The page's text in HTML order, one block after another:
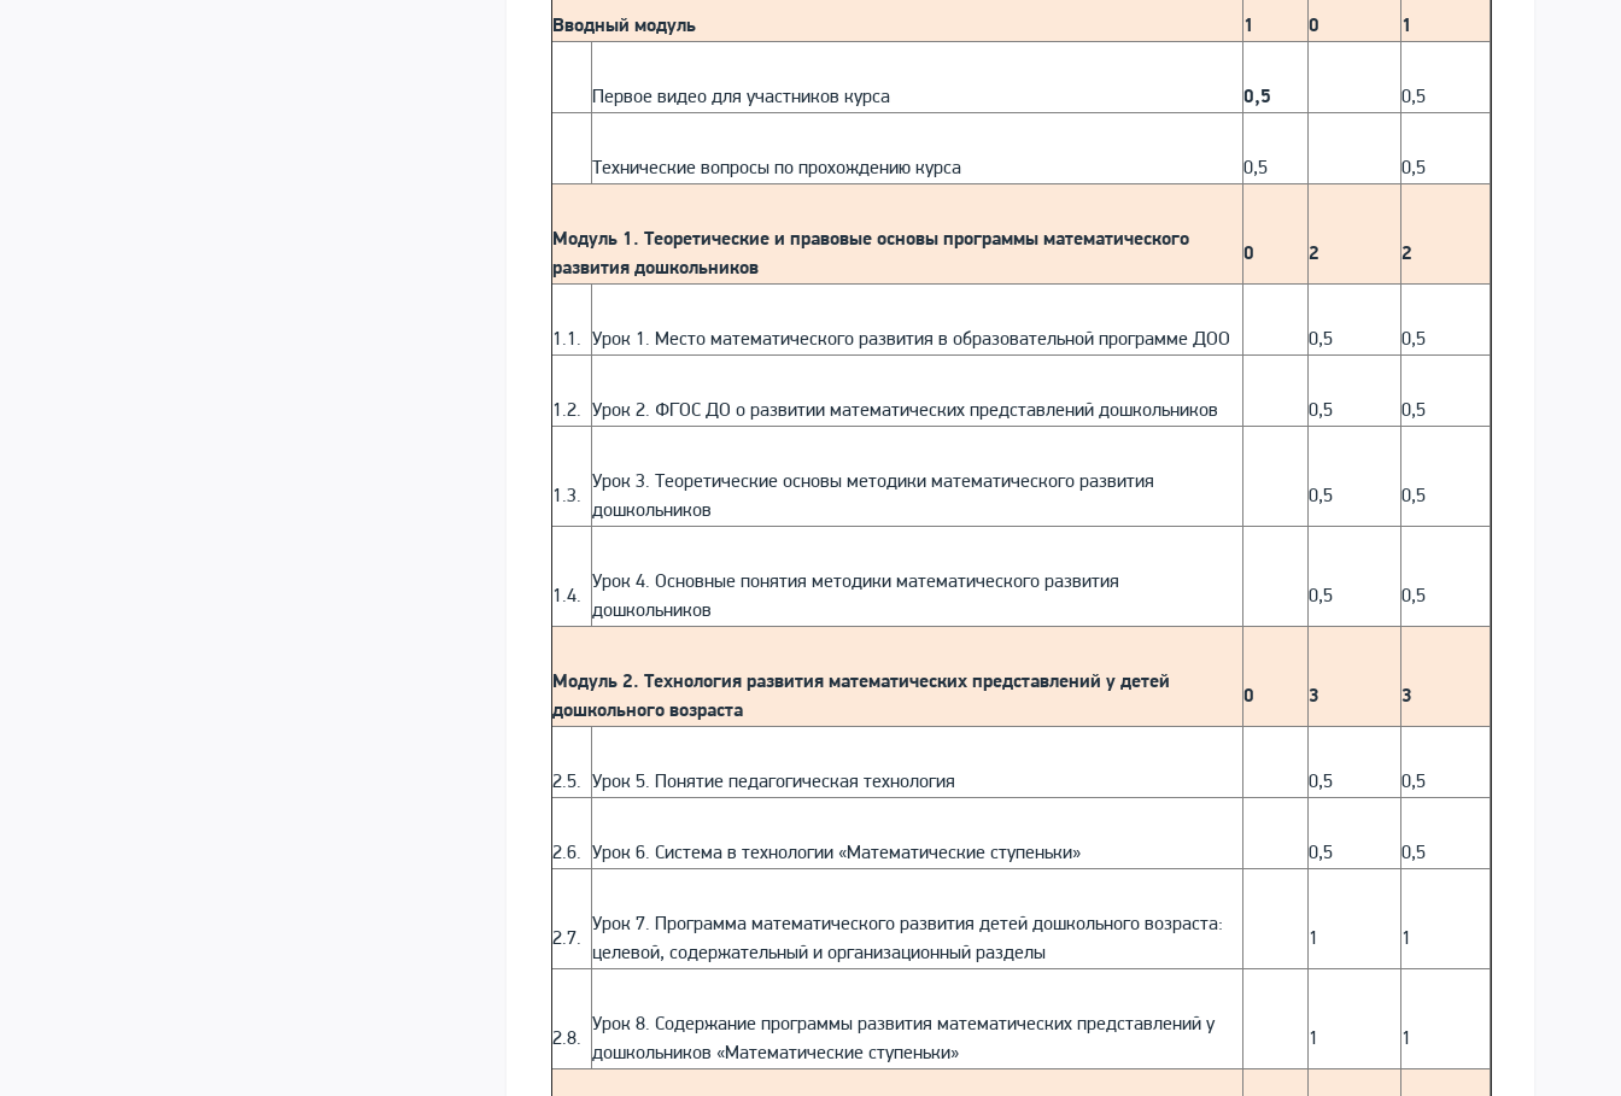
Вводный модуль 1 0 1
Первое видео для участников курса 0,5 0,5
Технические вопросы по прохождению курса 0,5 0,5
Модуль 1. Теоретические и правовые основы программы математического
развития дошкольников
0 2 2
1.1. Урок 1. Место математического развития в образовательной программе ДОО 0,5 0,5
1.2. Урок 2. ФГОС ДО о развитии математических представлений дошкольников 0,5 0,5
1.3.
Урок 3. Теоретические основы методики математического развития
дошкольников
0,5 0,5
1.4.
Урок 4. Основные понятия методики математического развития
дошкольников
0,5 0,5
Модуль 2. Технология развития математических представлений у детей
дошкольного возраста
0 3 3
2.5. Урок 5. Понятие педагогическая технология 0,5 0,5
2.6. Урок 6. Система в технологии «Математические ступеньки» 0,5 0,5
2.7.
Урок 7. Программа математического развития детей дошкольного возраста:
целевой, содержательный и организационный разделы
1 1
2.8.
Урок 8. Содержание программы развития математических представлений у
дошкольников «Математические ступеньки»
1 1